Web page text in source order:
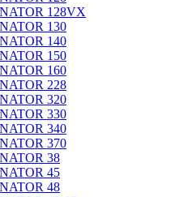
128VX
130
140
150
160
228
320
330
340
370
38
45
48